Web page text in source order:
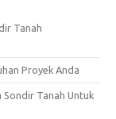
Tanah
Proyek Anda
Sondir Tanah Untuk